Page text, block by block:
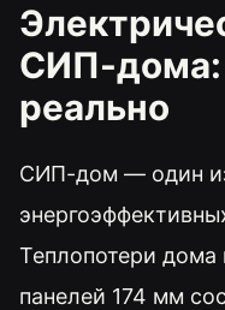
СИП-дома:
реально
СИП-дом — один
Теплопотери
панелей 174 мм